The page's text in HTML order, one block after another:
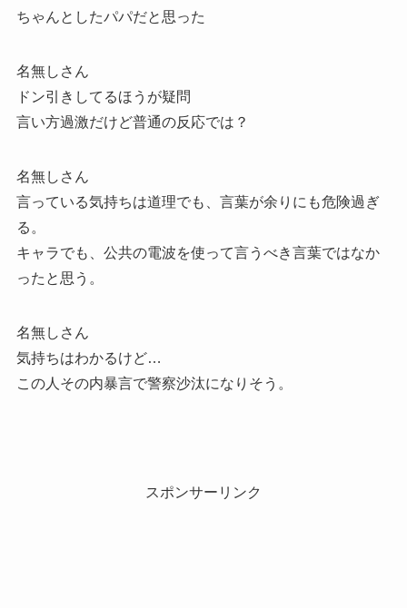
ちゃんとしたパパだと思った
名無しさん
ドン引きしてるほうが疑問
言い方過激だけど普通の反応では？
名無しさん
言っている気持ちは道理でも、言葉が余りにも危険過ぎ
る。
キャラでも、公共の電波を使って言うべき言葉ではなか
ったと思う。
名無しさん
気持ちはわかるけど…
この人その内暴言で警察沙汰になりそう。
スポンサーリンク